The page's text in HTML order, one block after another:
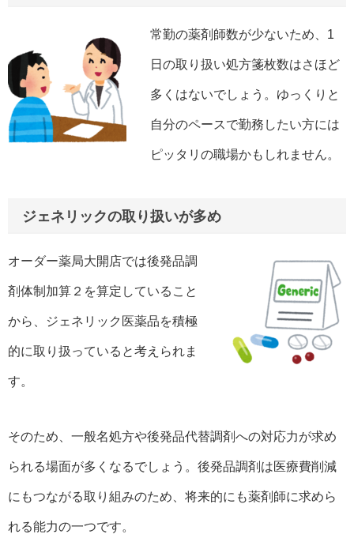
常勤の薬剤師数が少ないため、1
日の取り扱い処方箋枚数はさほど
多くはないでしょう。ゆっくりと
自分のペースで勤務したい方には
ピッタリの職場かもしれません。
ジェネリックの取り扱いが多め
オーダー薬局大開店では後発品調
剤体制加算２を算定していること
から、ジェネリック医薬品を積極
的に取り扱っていると考えられま
す。
そのため、一般名処方や後発品代替調剤への対応力が求め
られる場面が多くなるでしょう。後発品調剤は医療費削減
にもつながる取り組みのため、将来的にも薬剤師に求めら
れる能力の一つです。